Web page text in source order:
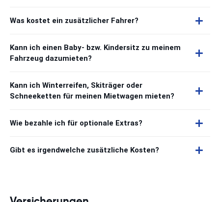
Was kostet ein zusätzlicher Fahrer?
Kann ich einen Baby- bzw. Kindersitz zu meinem
Fahrzeug dazumieten?
Kann ich Winterreifen, Skiträger oder
Schneeketten für meinen Mietwagen mieten?
Wie bezahle ich für optionale Extras?
Gibt es irgendwelche zusätzliche Kosten?